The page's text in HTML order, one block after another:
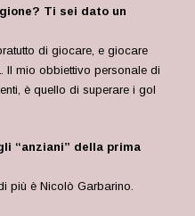
Ti sei dato un
di giocare, e giocare
Il mio obbiettivo personale di
è quello di superare i gol
“anziani” della prima
più è Nicolò Garbarino.